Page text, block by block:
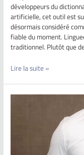
développeurs du
artificielle, cet outil est
désormais considéré
fiable du moment.
traditionnel. Plutôt que
Lire la suite »